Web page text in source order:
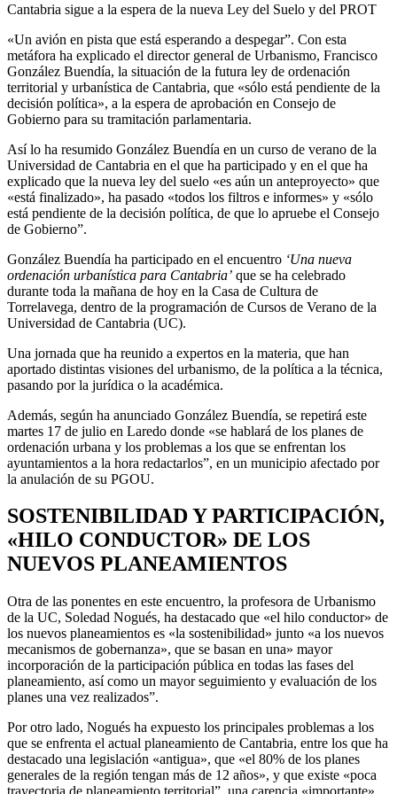
Cantabria sigue a la espera de la nueva Ley del Suelo y del PROT
«Un avión en pista que está esperando a despegar”. Con esta
metáfora ha explicado el director general de Urbanismo, Francisco
González Buendía, la situación de la futura ley de ordenación
territorial y urbanística de Cantabria, que «sólo está pendiente de la
decisión política», a la espera de aprobación en Consejo de
Gobierno para su tramitación parlamentaria.
Así lo ha resumido González Buendía en un curso de verano de la
Universidad de Cantabria en el que ha participado y en el que ha
explicado que la nueva ley del suelo «es aún un anteproyecto» que
«está finalizado», ha pasado «todos los filtros e informes» y «sólo
está pendiente de la decisión política, de que lo apruebe el Consejo
de Gobierno”.
González Buendía ha participado en el encuentro ‘Una nueva
ordenación urbanística para Cantabria’ que se ha celebrado
durante toda la mañana de hoy en la Casa de Cultura de
Torrelavega, dentro de la programación de Cursos de Verano de la
Universidad de Cantabria (UC).
Una jornada que ha reunido a expertos en la materia, que han
aportado distintas visiones del urbanismo, de la política a la técnica,
pasando por la jurídica o la académica.
Además, según ha anunciado González Buendía, se repetirá este
martes 17 de julio en Laredo donde «se hablará de los planes de
ordenación urbana y los problemas a los que se enfrentan los
ayuntamientos a la hora redactarlos”, en un municipio afectado por
la anulación de su PGOU.
SOSTENIBILIDAD Y PARTICIPACIÓN,
«HILO CONDUCTOR» DE LOS
NUEVOS PLANEAMIENTOS
Otra de las ponentes en este encuentro, la profesora de Urbanismo
de la UC, Soledad Nogués, ha destacado que «el hilo conductor» de
los nuevos planeamientos es «la sostenibilidad» junto «a los nuevos
mecanismos de gobernanza», que se basan en una» mayor
incorporación de la participación pública en todas las fases del
planeamiento, así como un mayor seguimiento y evaluación de los
planes una vez realizados”.
Por otro lado, Nogués ha expuesto los principales problemas a los
que se enfrenta el actual planeamiento de Cantabria, entre los que ha
destacado una legislación «antigua», que «el 80% de los planes
generales de la región tengan más de 12 años», y que existe «poca